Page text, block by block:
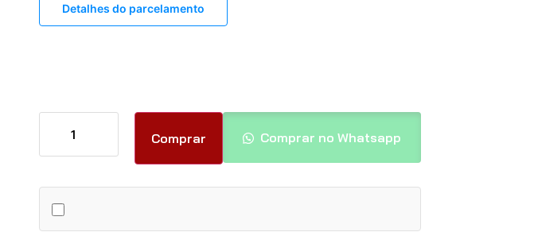
Detalhes do parcelamento
Comprar Comprar no Whatsapp